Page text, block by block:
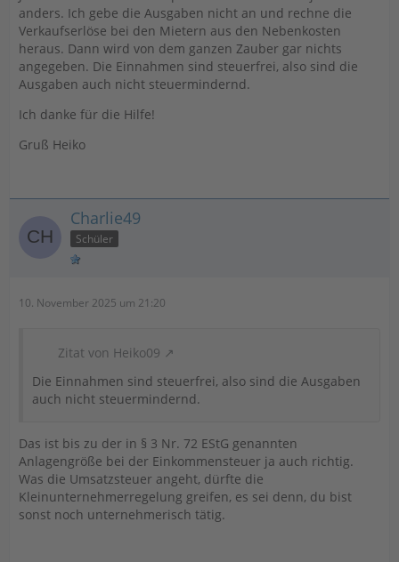
anders. Ich gebe die Ausgaben nicht an und rechne die
Verkaufserlöse bei den Mietern aus den Nebenkosten
heraus. Dann wird von dem ganzen Zauber gar nichts
angegeben. Die Einnahmen sind steuerfrei, also sind die
Ausgaben auch nicht steuermindernd.
Ich danke für die Hilfe!
Gruß Heiko
Charlie49
Schüler
10. November 2025 um 21:20
Zitat von Heiko09
Die Einnahmen sind steuerfrei, also sind die Ausgaben
auch nicht steuermindernd.
Das ist bis zu der in § 3 Nr. 72 EStG genannten
Anlagengröße bei der Einkommensteuer ja auch richtig.
Was die Umsatzsteuer angeht, dürfte die
Kleinunternehmerregelung greifen, es sei denn, du bist
sonst noch unternehmerisch tätig.